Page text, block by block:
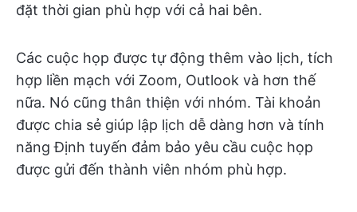
đặt thời gian phù hợp với cả hai bên.
Các cuộc họp được tự động thêm vào lịch, tích
hợp liền mạch với Zoom, Outlook và hơn thế
nữa. Nó cũng thân thiện với nhóm. Tài khoản
được chia sẻ giúp lập lịch dễ dàng hơn và tính
năng Định tuyến đảm bảo yêu cầu cuộc họp
được gửi đến thành viên nhóm phù hợp.